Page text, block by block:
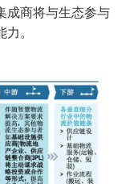
成商将与生态参与
。